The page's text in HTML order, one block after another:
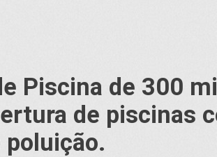
Piscina de 300
de piscinas